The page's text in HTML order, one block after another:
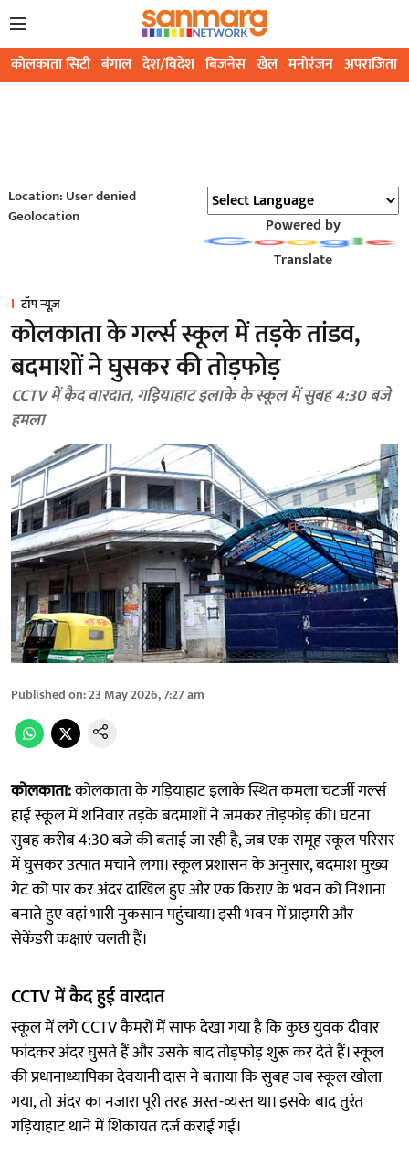
कोलकाता सिटी बंगाल देश/विदेश बिजनेस खेल मनोरंजन अपराजिता
Location: User denied
Geolocation
Powered by
Translate
टॉप न्यूज़
कोलकाता के गर्ल्स स्कूल में तड़के तांडव,
बदमाशों ने घुसकर की तोड़फोड़
CCTV में कैद वारदात, गड़ियाहाट इलाके के स्कूल में सुबह 4:30 बजे
हमला
Published on:23 May 2026, 7:27 am
कोलकाता:कोलकाता के गड़ियाहाट इलाके स्थित कमला चटर्जी गर्ल्स
हाई स्कूल में शनिवार तड़के बदमाशों ने जमकर तोड़फोड़ की। घटना
सुबह करीब 4:30 बजे की बताई जा रही है, जब एक समूह स्कूल परिसर
में घुसकर उत्पात मचाने लगा। स्कूल प्रशासन के अनुसार, बदमाश मुख्य
गेट को पार कर अंदर दाखिल हुए और एक किराए के भवन को निशाना
बनाते हुए वहां भारी नुकसान पहुंचाया। इसी भवन में प्राइमरी और
सेकेंडरी कक्षाएं चलती हैं।
CCTV में कैद हुई वारदात
स्कूल में लगे CCTV कैमरों में साफ देखा गया है कि कुछ युवक दीवार
फांदकर अंदर घुसते हैं और उसके बाद तोड़फोड़ शुरू कर देते हैं। स्कूल
की प्रधानाध्यापिका देवयानी दास ने बताया कि सुबह जब स्कूल खोला
गया, तो अंदर का नजारा पूरी तरह अस्त-व्यस्त था। इसके बाद तुरंत
गड़ियाहाट थाने में शिकायत दर्ज कराई गई।